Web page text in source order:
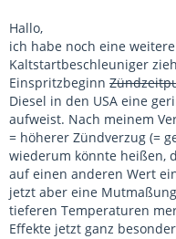
Hallo,
ich habe noch eine
Kaltstartbeschleuniger
Einspritzbeginn
Diesel in den USA eine
aufweist. Nach meinem
= höherer Zündverzug (=
wiederum könnte heißen,
auf einen anderen Wert
jetzt aber eine
tieferen Temperaturen
Effekte jetzt ganz